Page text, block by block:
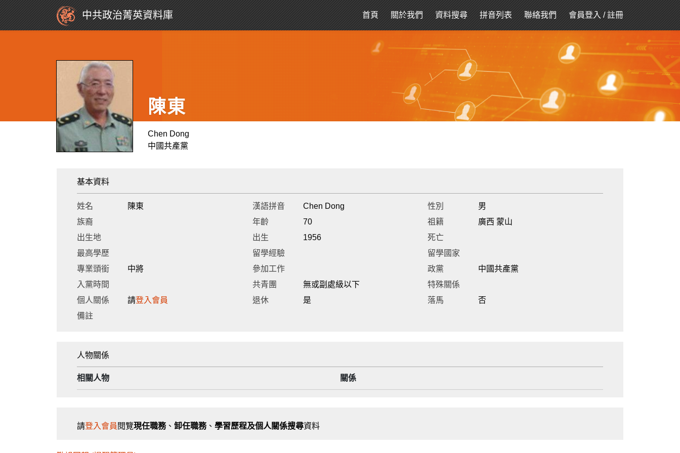
中共政治菁英資料庫 首頁 關於我們 資料搜尋 拼音列表 聯絡我們 會員登入/註冊
陳東
Chen Dong
中國共產黨
基本資料
姓名 陳東 漢語拼音 Chen Dong 性別
男
族裔
年齡 70 祖籍
廣西 蒙山
出生地
出生 1956
死亡
最高學歷
留學經驗
留學國家
專業頭銜
中將 參加工作 政黨
中國共產黨
入黨時間
共青團 無或副處級以下
特殊關係
個人關係
請登入會員 退休 是 落馬
否
備註
人物關係
相關人物 關係
請登入會員 閱覽現任職務、 卸任職務、 學習歷程及個人關係搜尋資料